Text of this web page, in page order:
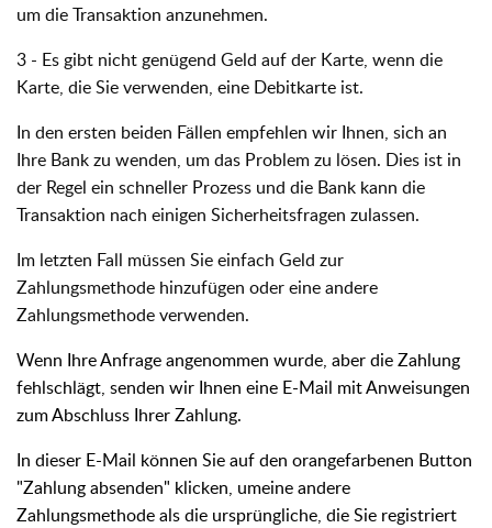
um die Transaktion anzunehmen.
3 - Es gibt nicht genügend Geld auf der Karte, wenn die
Karte, die Sie verwenden, eine Debitkarte ist.
In den ersten beiden Fällen empfehlen wir Ihnen, sich an
Ihre Bank zu wenden, um das Problem zu lösen. Dies ist in
der Regel ein schneller Prozess und die Bank kann die
Transaktion nach einigen Sicherheitsfragen zulassen.
Im letzten Fall müssen Sie einfach Geld zur
Zahlungsmethode hinzufügen oder eine andere
Zahlungsmethode verwenden.
Wenn Ihre Anfrage angenommen wurde, aber die Zahlung
fehlschlägt, senden wir Ihnen eine E-Mail mit Anweisungen
zum Abschluss Ihrer Zahlung.
In dieser E-Mail können Sie auf den orangefarbenen Button
"Zahlung absenden" klicken, umeine andere
Zahlungsmethode als die ursprüngliche, die Sie registriert